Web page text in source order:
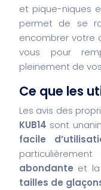
et pique-niques
permet de se
encombrer votre
vous pour
pleinement de
Ce que les
Les avis des
KUB14 sont
facile
abondante et la
tailles de